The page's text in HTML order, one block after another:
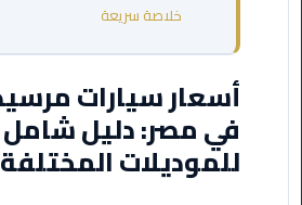
مطار
ليموزين
مطار
خلاصة سريعة
في مصر: دليل شامل
للموديلات المختلفة